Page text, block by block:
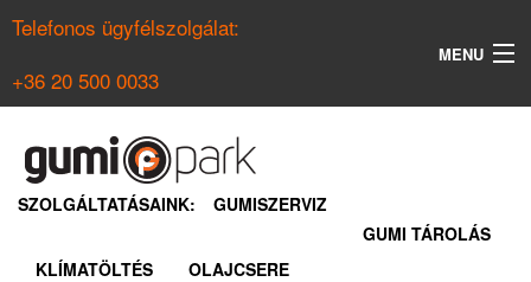
Telefonos ügyfélszolgálat:
+36 20 500 0033
MENU
NYÁRI GUMI KERESŐ
SZOLGÁLTATÁSAINK:
GUMISZERVIZ
GUMI TÁROLÁS
KLÍMATÖLTÉS
OLAJCSERE